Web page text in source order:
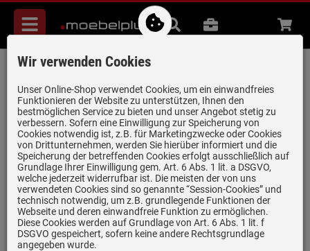
Menü
Suche
B2B Beratung
Blanco 219 649 Resteschale Edelstahl
Artikel-Nummer:19914760 | Herstellernummer:219649 |
EAN:4020684417150
Einloggen und Bewertung schreiben
Resteschale in Edelstahl
Wir verwenden Cookies
Unser Online-Shop verwendet Cookies, um ein einwandfreies
Funktionieren der Website zu unterstützen, Ihnen den
bestmöglichen Service zu bieten und unser Angebot stetig zu
verbessern. Sofern eine Einwilligung zur Speicherung von
Cookies notwendig ist, z.B. für Marketingzwecke oder Cookies
von Drittunternehmen, werden Sie hierüber informiert und die
Speicherung der betreffenden Cookies erfolgt ausschließlich auf
Grundlage Ihrer Einwilligung gem. Art. 6 Abs. 1 lit. a DSGVO,
welche jederzeit widerrufbar ist. Die meisten der von uns
verwendeten Cookies sind so genannte “Session-Cookies” und
technisch notwendig, um z.B. grundlegende Funktionen der
Webseite und deren einwandfreie Funktion zu ermöglichen.
Diese Cookies werden auf Grundlage von Art. 6 Abs. 1 lit. f
DSGVO gespeichert, sofern keine andere Rechtsgrundlage
angegeben wurde.